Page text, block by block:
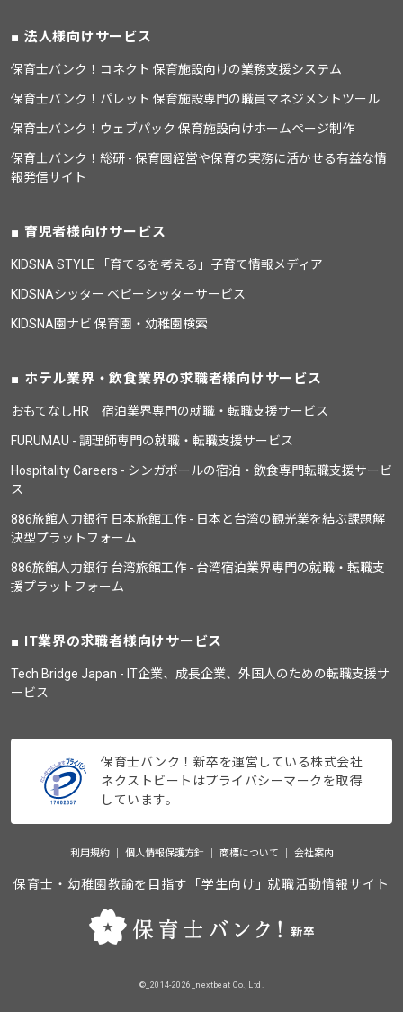
法人様向けサービス
保育士バンク！コネクト 保育施設向けの業務支援システム
保育士バンク！パレット 保育施設専門の職員マネジメントツール
保育士バンク！ウェブパック 保育施設向けホームページ制作
保育士バンク！総研 - 保育園経営や保育の実務に活かせる有益な情
報発信サイト
育児者様向けサービス
KIDSNA STYLE 「育てるを考える」子育て情報メディア
KIDSNAシッター ベビーシッターサービス
KIDSNA園ナビ 保育園・幼稚園検索
ホテル業界・飲食業界の求職者様向けサービス
おもてなしHR 宿泊業界専門の就職・転職支援サービス
FURUMAU - 調理師専門の就職・転職支援サービス
Hospitality Careers - シンガポールの宿泊・飲食専門転職支援サービ
ス
886旅館人力銀行 日本旅館工作 - 日本と台湾の観光業を結ぶ課題解
決型プラットフォーム
886旅館人力銀行 台湾旅館工作 - 台湾宿泊業界専門の就職・転職支
援プラットフォーム
IT業界の求職者様向けサービス
Tech Bridge Japan - IT企業、成長企業、外国人のための転職支援サ
ービス
保育士バンク！新卒を運営している株式会社
ネクストビートはプライバシーマークを取得
しています。
利用規約 個人情報保護方針 商標について 会社案内
保育士・幼稚園教諭を目指す「学生向け」就職活動情報サイト
©_2014-2026_nextbeat Co., Ltd.